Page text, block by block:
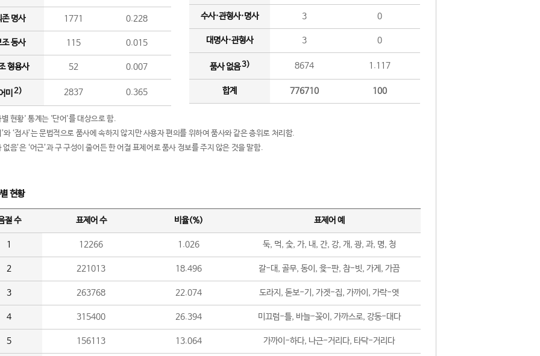
존 명사 1771 0.228
조 동사 115 0.015
형용사 52 0.007
미 2) 2837 0.365
수사·관형사·명사 3 0
대명사·관형사 3 0
품사 없음3) 8674 1.117
합계 776710 100
현황' 통계는 '단어'를 대상으로 함.
와 ‘접사’는 문법적으로 품사에 속하지 않지만 사용자 편의를 위하여 품사와 같은 층위로 처리함.
없음’은 ‘어근’과 구 구성이 줄어든 한 어절 표제어로 품사 정보를 주지 않은 것을 말함.
현황
절 수 표제어 수 비율(%) 표제어 예
1 12266 1.026 둑, 먹, 숯, 가, 내, 간, 강, 개, 광, 과, 명, 청
2 221013 18.496 갈-대, 골무, 동이, 윷-판, 참-빗, 가게, 가끔
3 263768 22.074 도라지, 돋보-기, 가겟-집, 가까이, 가락-엿
4 315400 26.394 미끄럼-틀, 바늘-꽂이, 가까스로, 강동-대다
5 156113 13.064 가까이-하다, 나근-거리다, 타닥-거리다